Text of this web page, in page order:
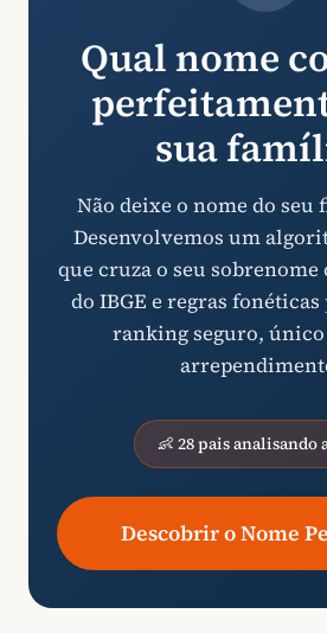
Qual nome
sua
Não deixe o nome do seu
Desenvolvemos um
que cruza o seu
do IBGE e regras
ranking seguro,
👶 28 pais analisando
Descobrir o Nome